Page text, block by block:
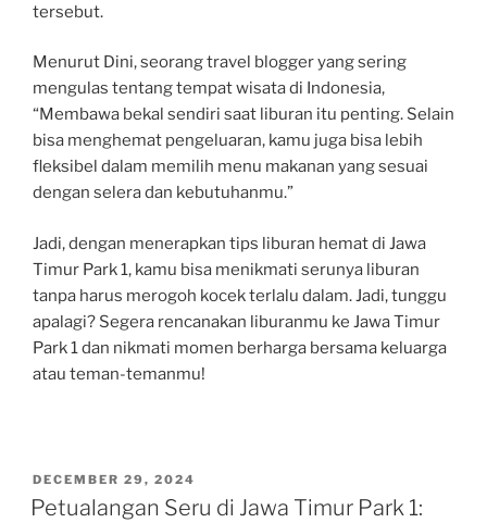
tersebut.
Menurut Dini, seorang travel blogger yang sering
mengulas tentang tempat wisata di Indonesia,
“Membawa bekal sendiri saat liburan itu penting. Selain
bisa menghemat pengeluaran, kamu juga bisa lebih
fleksibel dalam memilih menu makanan yang sesuai
dengan selera dan kebutuhanmu.”
Jadi, dengan menerapkan tips liburan hemat di Jawa
Timur Park 1, kamu bisa menikmati serunya liburan
tanpa harus merogoh kocek terlalu dalam. Jadi, tunggu
apalagi? Segera rencanakan liburanmu ke Jawa Timur
Park 1 dan nikmati momen berharga bersama keluarga
atau teman-temanmu!
POSTED
ON
DECEMBER 29, 2024
Petualangan Seru di Jawa Timur Park 1: